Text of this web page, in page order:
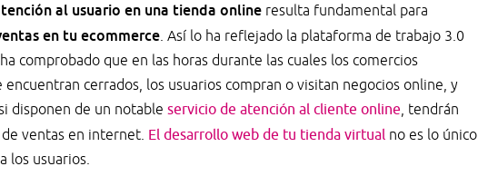
al usuario en una tienda online resulta fundamental para
en tu ecommerce. Así lo ha reflejado la plataforma de trabajo 3.0
comprobado que en las horas durante las cuales los comercios
encuentran cerrados, los usuarios compran o visitan negocios online, y
disponen de un notable servicio de atención al cliente online, tendrán
ventas en internet. El desarrollo web de tu tienda virtual no es lo único
los usuarios.